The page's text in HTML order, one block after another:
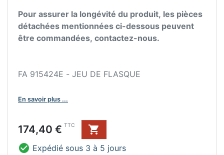
Pour assurer la longévité du produit, les pièces
détachées mentionnées ci-dessous peuvent
être commandées, contactez-nous.
FA 915424E - JEU DE FLASQUE
En savoir plus ...
Prix
174,40 € TTC

 Expédié sous 3 à 5 jours